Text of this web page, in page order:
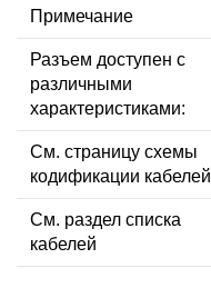
Примечание
Разъем доступен с
различными
характеристиками:
См. страницу схемы
кодификации кабелей
См. раздел списка
кабелей